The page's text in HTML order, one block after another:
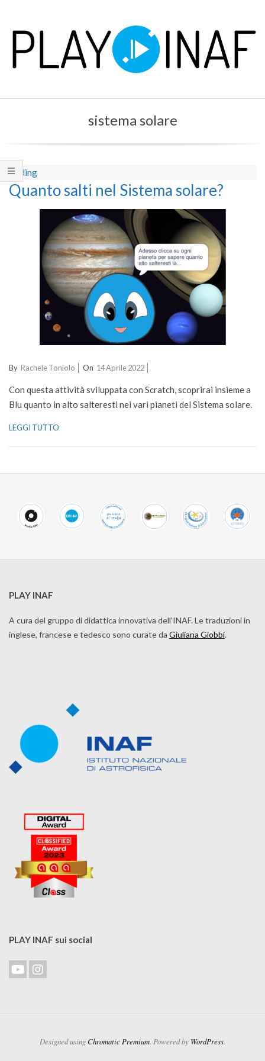
content
P
A
Y
sistema solare
Coding
Quanto salti nel Sistema solare?
2022-
14
By Rachele Toniolo On 14 Aprile 2022
Con questa attività sviluppata con Scratch, scoprirai insieme a
Blu quanto in alto salteresti nei vari pianeti del Sistema solare.
LEGGI TUTTO
PLAY INAF
A cura del gruppo di didattica innovativa dell’INAF. Le traduzioni in
inglese, francese e tedesco sono curate da Giuliana Giobbi.
PLAY INAF sui social
Designed usingChromatic Premium . Powered by WordPress